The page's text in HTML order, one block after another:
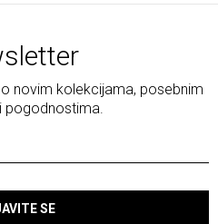
novim kolekcijama, posebnim
pogodnostima.
SE